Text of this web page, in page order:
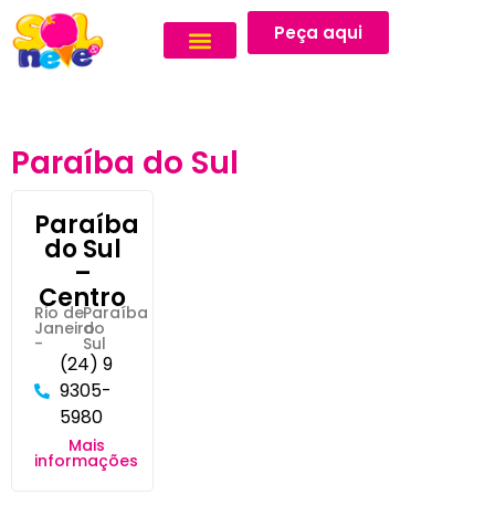
Peça aqui
Paraíba do Sul
Paraíba
do Sul
–
Centro
Rio de
Janeiro
-
Paraíba
do
Sul
(24) 9
9305-
5980
Mais
informações